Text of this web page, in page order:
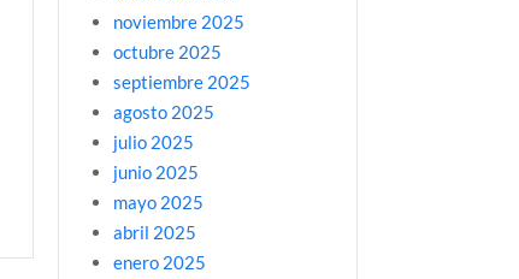
noviembre 2025
octubre 2025
septiembre 2025
agosto 2025
julio 2025
junio 2025
mayo 2025
abril 2025
enero 2025